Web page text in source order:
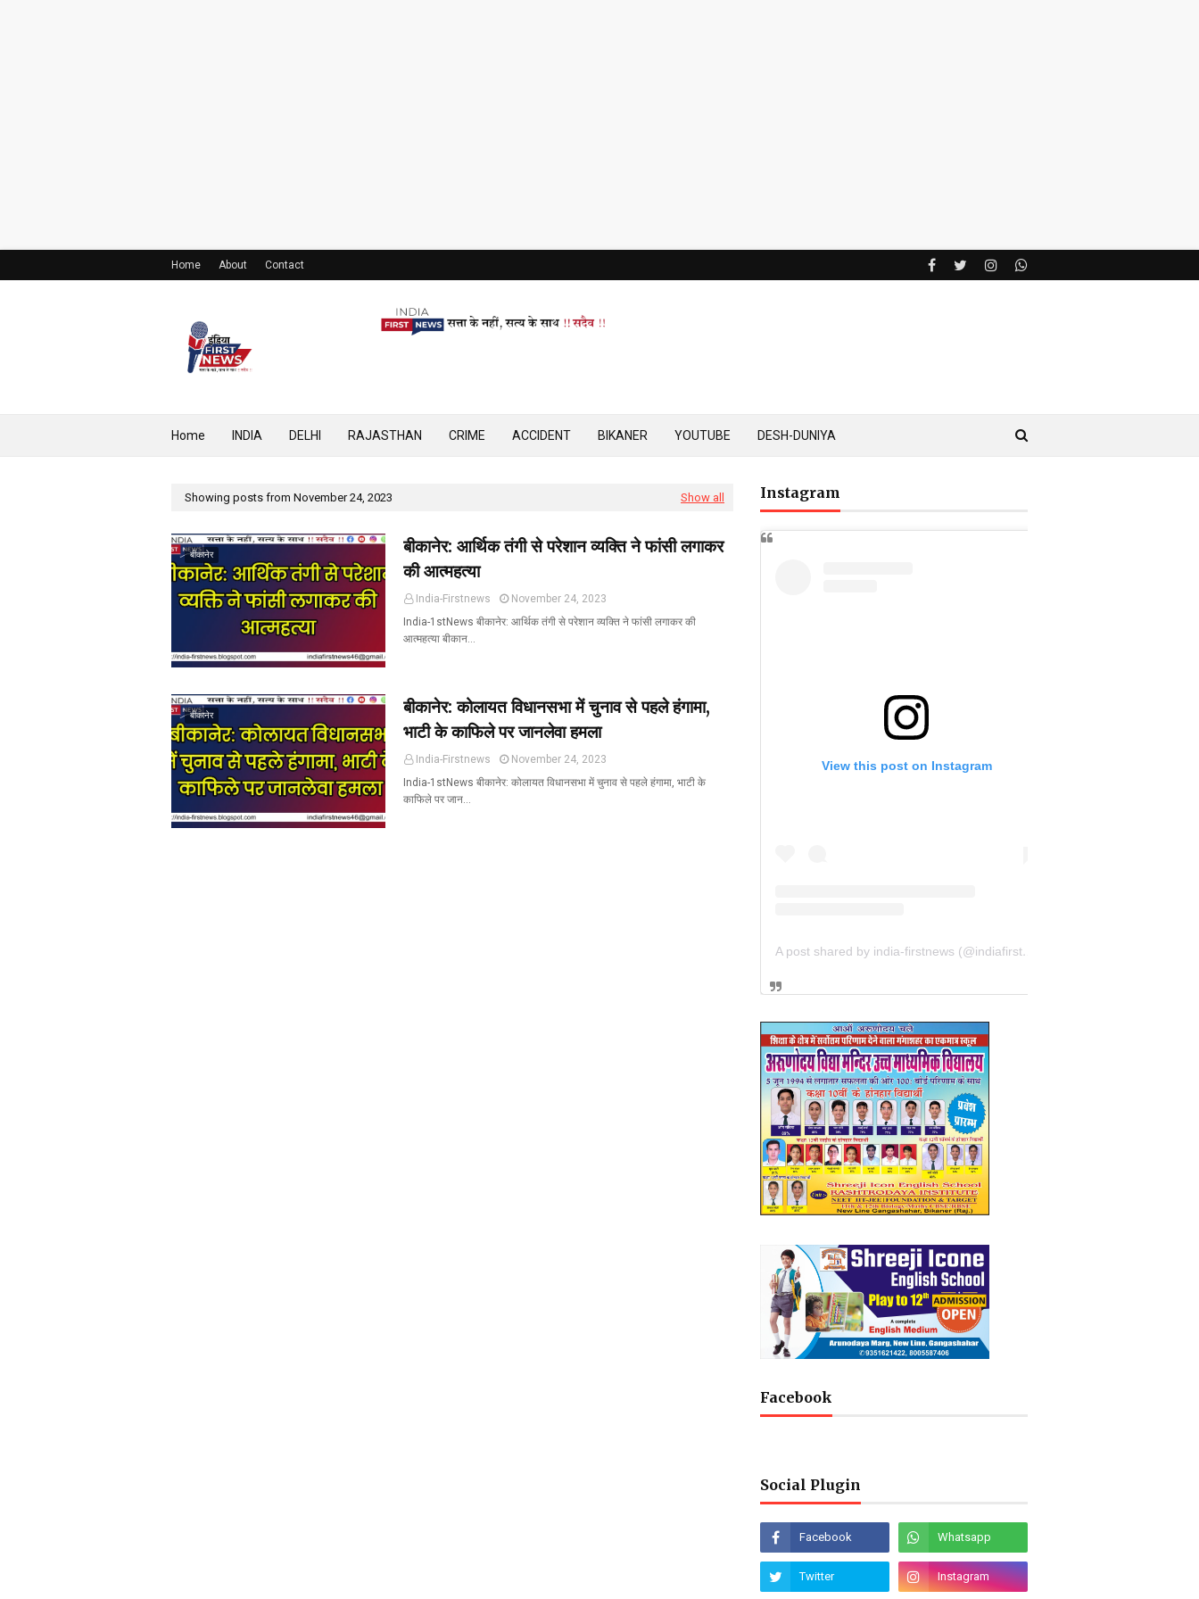
Home About Contact
Home INDIA DELHI RAJASTHAN CRIME ACCIDENT BIKANER YOUTUBE DESH-DUNIYA
Showing posts from November 24, 2023 Show all
बीकानेर
बीकानेर: आर्थिक तंगी से परेशान व्यक्ति ने फांसी लगाकर
की आत्महत्या
India-Firstnews
November 24, 2023
India-1stNews बीकानेर: आर्थिक तंगी से परेशान व्यक्ति ने फांसी लगाकर की
आत्महत्या बीकान…
बीकानेर
बीकानेर: कोलायत विधानसभा में चुनाव से पहले हंगामा,
भाटी के काफिले पर जानलेवा हमला
India-Firstnews
November 24, 2023
India-1stNews बीकानेर: कोलायत विधानसभा में चुनाव से पहले हंगामा, भाटी के
काफिले पर जान…
Instagram
View this post on Instagram
A post shared by india-firstnews (@indiafirstnewsbkn)
Facebook
Social Plugin